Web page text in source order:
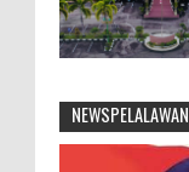
NEWSPELALAWAN